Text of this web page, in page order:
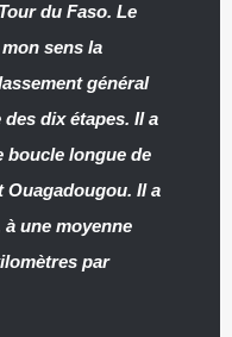
du Faso. Le
sens la
général
dix étapes. Il a
boucle longue de
Ouagadougou. Il a
une moyenne
par